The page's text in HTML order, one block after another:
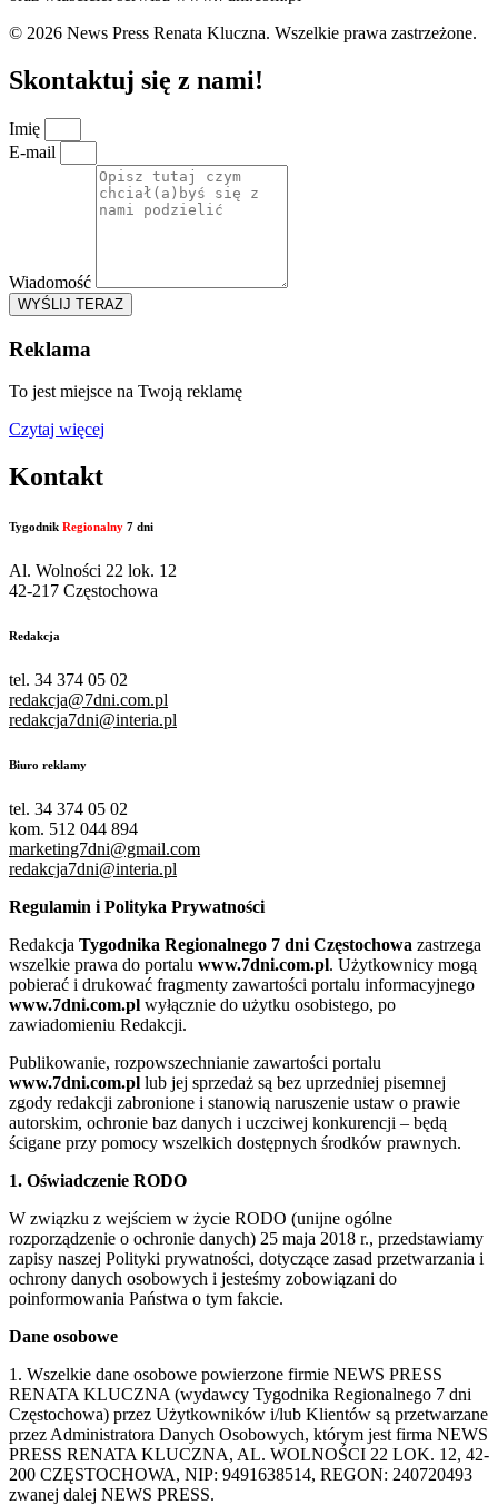
© 2026 News Press Renata Kluczna. Wszelkie prawa zastrzeżone.
Skontaktuj się z nami!
Imię
E-mail
Wiadomość
WYŚLIJ TERAZ
Reklama
To jest miejsce na Twoją reklamę
Czytaj więcej
Kontakt
Tygodnik Regionalny 7 dni
Al. Wolności 22 lok. 12
42-217 Częstochowa
Redakcja
tel. 34 374 05 02
redakcja@7dni.com.pl
redakcja7dni@interia.pl
Biuro reklamy
tel. 34 374 05 02
kom. 512 044 894
marketing7dni@gmail.com
redakcja7dni@interia.pl
Regulamin i Polityka Prywatności
Redakcja Tygodnika Regionalnego 7 dni Częstochowa zastrzega
wszelkie prawa do portalu www.7dni.com.pl. Użytkownicy mogą
pobierać i drukować fragmenty zawartości portalu informacyjnego
www.7dni.com.pl wyłącznie do użytku osobistego, po
zawiadomieniu Redakcji.
Publikowanie, rozpowszechnianie zawartości portalu
www.7dni.com.pl lub jej sprzedaż są bez uprzedniej pisemnej
zgody redakcji zabronione i stanowią naruszenie ustaw o prawie
autorskim, ochronie baz danych i uczciwej konkurencji – będą
ścigane przy pomocy wszelkich dostępnych środków prawnych.
1. Oświadczenie RODO
W związku z wejściem w życie RODO (unijne ogólne
rozporządzenie o ochronie danych) 25 maja 2018 r., przedstawiamy
zapisy naszej Polityki prywatności, dotyczące zasad przetwarzania i
ochrony danych osobowych i jesteśmy zobowiązani do
poinformowania Państwa o tym fakcie.
Dane osobowe
1. Wszelkie dane osobowe powierzone firmie NEWS PRESS
RENATA KLUCZNA (wydawcy Tygodnika Regionalnego 7 dni
Częstochowa) przez Użytkowników i/lub Klientów są przetwarzane
przez Administratora Danych Osobowych, którym jest firma NEWS
PRESS RENATA KLUCZNA, AL. WOLNOŚCI 22 LOK. 12, 42-
200 CZĘSTOCHOWA, NIP: 9491638514, REGON: 240720493
zwanej dalej NEWS PRESS.